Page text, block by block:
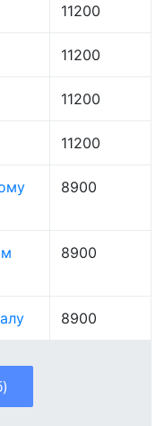
11200
11200
11200
11200
8900
8900
8900